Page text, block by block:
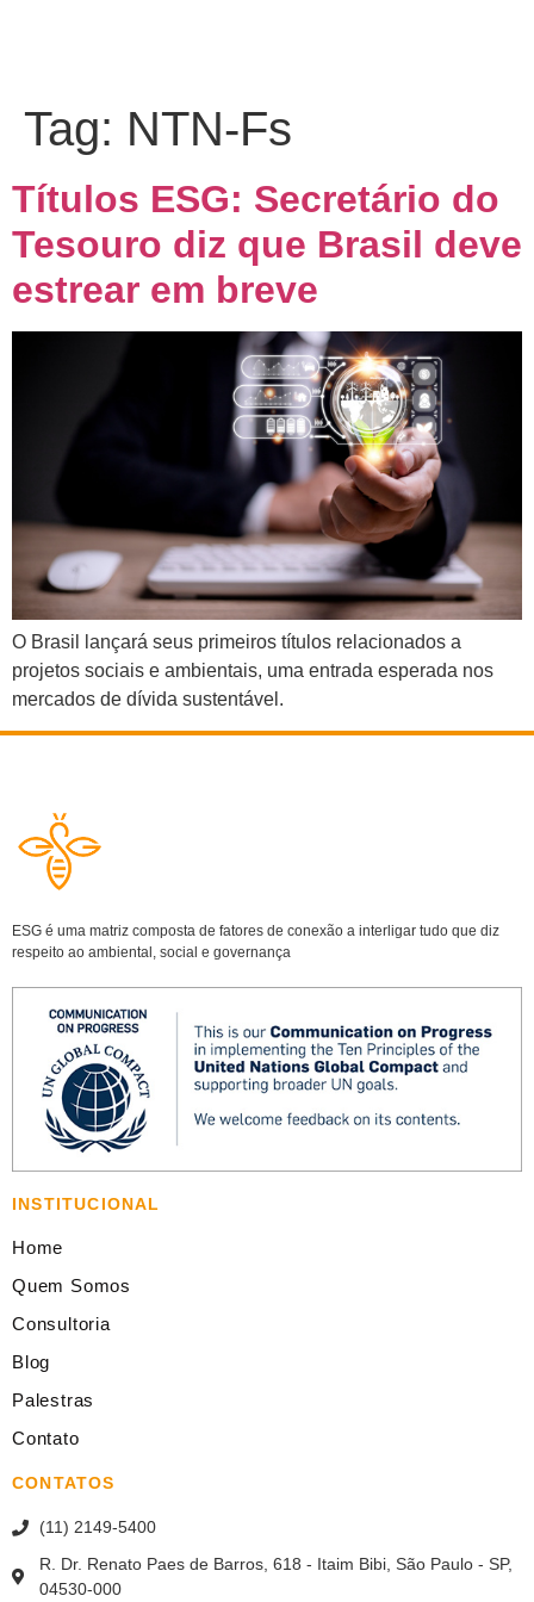
Tag: NTN-Fs
Títulos ESG: Secretário do
Tesouro diz que Brasil deve
estrear em breve
O Brasil lançará seus primeiros títulos relacionados a
projetos sociais e ambientais, uma entrada esperada nos
mercados de dívida sustentável.
ESG é uma matriz composta de fatores de conexão a interligar tudo que diz
respeito ao ambiental, social e governança
INSTITUCIONAL
Home
Quem Somos
Consultoria
Blog
Palestras
Contato
CONTATOS
(11) 2149-5400
R. Dr. Renato Paes de Barros, 618 - Itaim Bibi, São Paulo - SP,
04530-000